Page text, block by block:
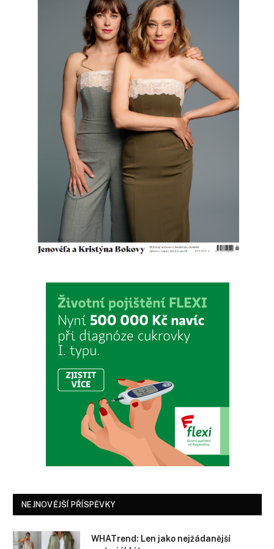
NEJNOVĚJŠÍ PŘÍSPĚVKY
WHATrend: Len jako nejžádanější